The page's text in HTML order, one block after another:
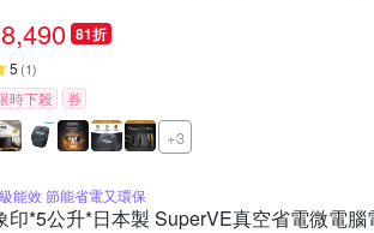
8,490 81折
5 (1)
時下殺 券
+3
能效 節能省電又環保
印*5公升*日本製 SuperVE真空省電微電